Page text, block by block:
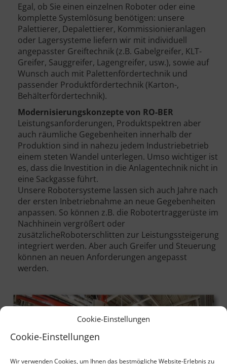
Cookie-Einstellungen
Cookie-Einstellungen
Wir verwenden Cookies, um Ihnen das bestmögliche Website-Erlebnis zu
Egal, ob Sie einen einzelnen Roboter oder eine
komplette Systemlösung benötigen: unsere
Palettierer, Depalettierer, Kommissionieranlagen
oder Lagersysteme liefern wir mit individuell
angepasster Greiftechnik (z.B. Gabelgreifer, KLT-
Greifer, Sauggreifer, Lagengreifer, usw.), sowie auf
Wunsch auch mit Palettenfördertechnik und
passender Produktfördertechnik (Karton-,
Behälterfördertechnik).
Modernisierungskonzepte von RO-BER
Leistungsanforderungen, Produktspektren aber
auch räumliche Gegebenheiten innerhalb der
Produktion sind in nahezu jedem Industriebetrieb
einem steten Wandel unterlegen. Umso wichtiger ist
es, dass die Investition in die Anlagentechnik nicht in
eine Sackgasse führt.
Unsere Robotersysteme lassen sich auch Jahre nach
der ersten Inbetriebnahme an neue Gegebenheiten
anpassen. So können z.B. die Robotertraggerüste im
Nachhinein vergrößert oder
zusätzlicheRoboterschlitten zur Leistungssteigerung
integriert werden. Aber auch Greifer und Steuerung
können an neuen Anforderungen angepasst
werden.